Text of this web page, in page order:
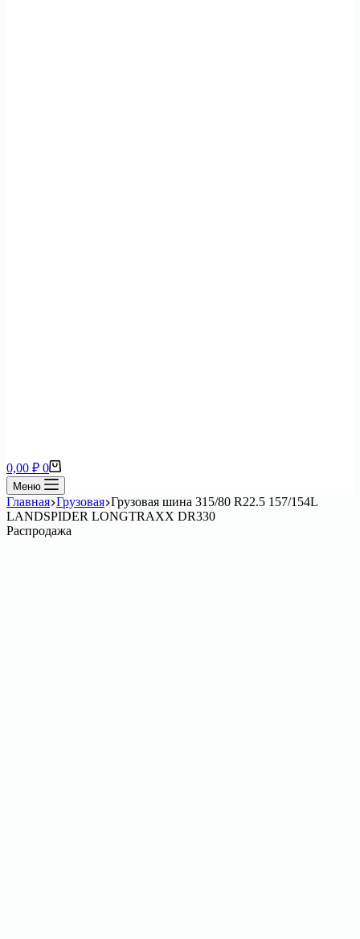
Корзина
0,00 ₽ 0
Меню
Главная Грузовая Грузовая шина 315/80 R22.5 157/154L
LANDSPIDER LONGTRAXX DR330
Распродажа